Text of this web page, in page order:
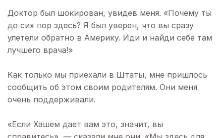
Доктор был шокирован, увидев меня. «Почему ты
до сих пор здесь? Я был уверен, что вы сразу
улетели обратно в Америку. Иди и найди себе там
лучшего врача!»
Как только мы приехали в Штаты, мне пришлось
сообщить об этом своим родителям. Они меня
очень поддерживали.
«Если Хашем дает вам это, значит, вы